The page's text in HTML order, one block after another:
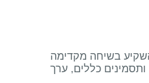
בשיחה מקדימה
כללים, ערך